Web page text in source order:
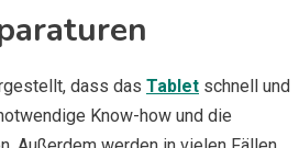
dass das Tablet schnell und
Know-how und die